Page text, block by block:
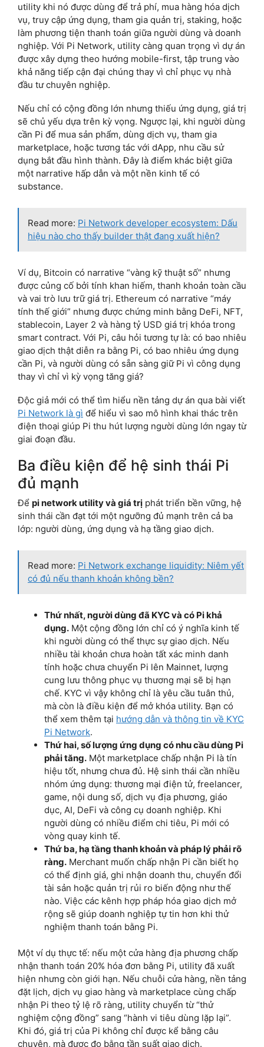
utility khi nó được dùng để trả phí, mua hàng hóa dịch
vụ, truy cập ứng dụng, tham gia quản trị, staking, hoặc
làm phương tiện thanh toán giữa người dùng và doanh
nghiệp. Với Pi Network, utility càng quan trọng vì dự án
được xây dựng theo hướng mobile-first, tập trung vào
khả năng tiếp cận đại chúng thay vì chỉ phục vụ nhà
đầu tư chuyên nghiệp.
Nếu chỉ có cộng đồng lớn nhưng thiếu ứng dụng, giá trị
sẽ chủ yếu dựa trên kỳ vọng. Ngược lại, khi người dùng
cần Pi để mua sản phẩm, dùng dịch vụ, tham gia
marketplace, hoặc tương tác với dApp, nhu cầu sử
dụng bắt đầu hình thành. Đây là điểm khác biệt giữa
một narrative hấp dẫn và một nền kinh tế có
substance.
Read more: Pi Network developer ecosystem: Dấu
hiệu nào cho thấy builder thật đang xuất hiện?
Ví dụ, Bitcoin có narrative “vàng kỹ thuật số” nhưng
được củng cố bởi tính khan hiếm, thanh khoản toàn cầu
và vai trò lưu trữ giá trị. Ethereum có narrative “máy
tính thế giới” nhưng được chứng minh bằng DeFi, NFT,
stablecoin, Layer 2 và hàng tỷ USD giá trị khóa trong
smart contract. Với Pi, câu hỏi tương tự là: có bao nhiêu
giao dịch thật diễn ra bằng Pi, có bao nhiêu ứng dụng
cần Pi, và người dùng có sẵn sàng giữ Pi vì công dụng
thay vì chỉ vì kỳ vọng tăng giá?
Độc giả mới có thể tìm hiểu nền tảng dự án qua bài viết
Pi Network là gì để hiểu vì sao mô hình khai thác trên
điện thoại giúp Pi thu hút lượng người dùng lớn ngay từ
giai đoạn đầu.
Ba điều kiện để hệ sinh thái Pi
đủ mạnh
Để pi network utility và giá trị phát triển bền vững, hệ
sinh thái cần đạt tới một ngưỡng đủ mạnh trên cả ba
lớp: người dùng, ứng dụng và hạ tầng giao dịch.
Read more: Pi Network exchange liquidity: Niêm yết
có đủ nếu thanh khoản không bền?
Thứ nhất, người dùng đã KYC và có Pi khả
dụng. Một cộng đồng lớn chỉ có ý nghĩa kinh tế
khi người dùng có thể thực sự giao dịch. Nếu
nhiều tài khoản chưa hoàn tất xác minh danh
tính hoặc chưa chuyển Pi lên Mainnet, lượng
cung lưu thông phục vụ thương mại sẽ bị hạn
chế. KYC vì vậy không chỉ là yêu cầu tuân thủ,
mà còn là điều kiện để mở khóa utility. Bạn có
thể xem thêm tại hướng dẫn và thông tin về KYC
Pi Network.
Thứ hai, số lượng ứng dụng có nhu cầu dùng Pi
phải tăng. Một marketplace chấp nhận Pi là tín
hiệu tốt, nhưng chưa đủ. Hệ sinh thái cần nhiều
nhóm ứng dụng: thương mại điện tử, freelancer,
game, nội dung số, dịch vụ địa phương, giáo
dục, AI, DeFi và công cụ doanh nghiệp. Khi
người dùng có nhiều điểm chi tiêu, Pi mới có
vòng quay kinh tế.
Thứ ba, hạ tầng thanh khoản và pháp lý phải rõ
ràng. Merchant muốn chấp nhận Pi cần biết họ
có thể định giá, ghi nhận doanh thu, chuyển đổi
tài sản hoặc quản trị rủi ro biến động như thế
nào. Việc các kênh hợp pháp hóa giao dịch mở
rộng sẽ giúp doanh nghiệp tự tin hơn khi thử
nghiệm thanh toán bằng Pi.
Một ví dụ thực tế: nếu một cửa hàng địa phương chấp
nhận thanh toán 20% hóa đơn bằng Pi, utility đã xuất
hiện nhưng còn giới hạn. Nếu chuỗi cửa hàng, nền tảng
đặt lịch, dịch vụ giao hàng và marketplace cùng chấp
nhận Pi theo tỷ lệ rõ ràng, utility chuyển từ “thử
nghiệm cộng đồng” sang “hành vi tiêu dùng lặp lại”.
Khi đó, giá trị của Pi không chỉ được kể bằng câu
chuyện, mà được đo bằng tần suất giao dịch.